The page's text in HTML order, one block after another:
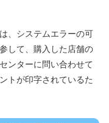
、システムエラーの可
して、購入した店舗の
ンターに問い合わせて
トが印字されているた